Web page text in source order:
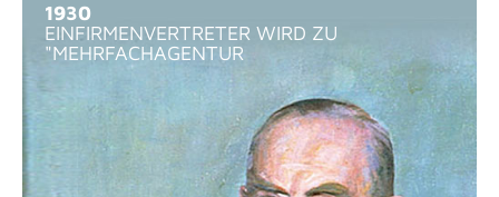
1930
EINFIRMEN­VERTRETER WIRD ZU
"MEHRFACH­AGENTUR